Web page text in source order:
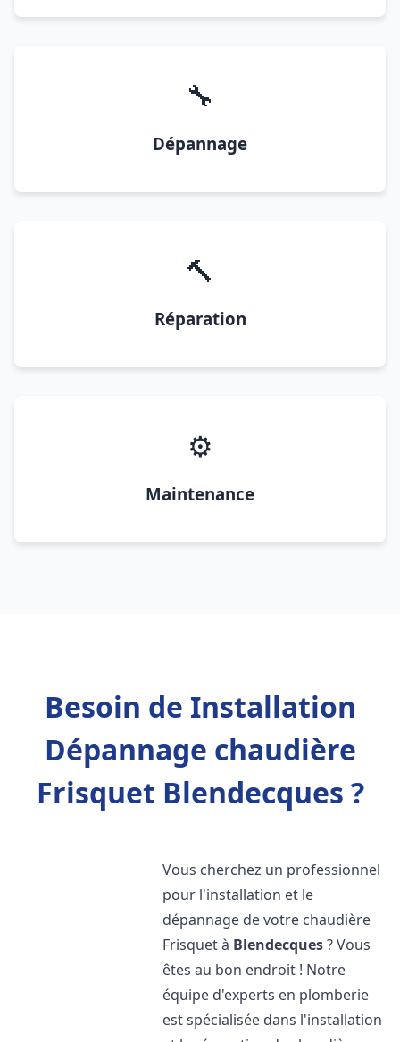
🔧
Dépannage
🔨
Réparation
⚙️
Maintenance
Besoin de Installation
Dépannage chaudière
Frisquet Blendecques ?
Vous cherchez un professionnel
pour l'installation et le
dépannage de votre chaudière
Frisquet à Blendecques? Vous
êtes au bon endroit ! Notre
équipe d'experts en plomberie
est spécialisée dans l'installation